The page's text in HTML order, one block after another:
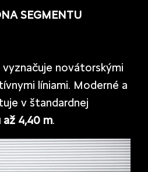
SEGMENTU
novátorskými
líniami. Moderné a
v štandardnej
až 4,40 m.